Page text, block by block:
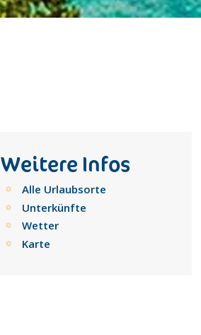
Weitere Infos
Alle Urlaubsorte
Unterkünfte
Wetter
Karte